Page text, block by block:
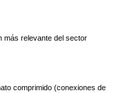
más relevante del sector
comprimido (conexiones de